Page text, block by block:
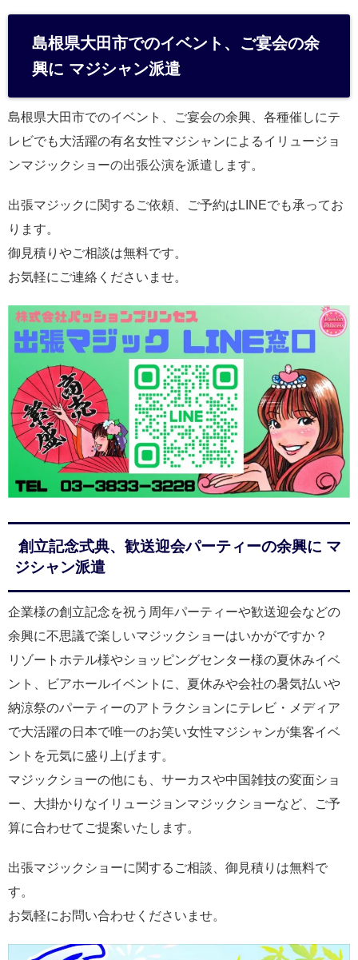
島根県大田市でのイベント、ご宴会の余
興に マジシャン派遣
島根県大田市でのイベント、ご宴会の余興、各種催しにテ
レビでも大活躍の有名女性マジシャンによるイリュージョ
ンマジックショーの出張公演を派遣します。
出張マジックに関するご依頼、ご予約はLINEでも承ってお
ります。
御見積りやご相談は無料です。
お気軽にご連絡くださいませ。
創立記念式典、歓送迎会パーティーの余興に マ
ジシャン派遣
企業様の創立記念を祝う周年パーティーや歓送迎会などの
余興に不思議で楽しいマジックショーはいかがですか？
リゾートホテル様やショッピングセンター様の夏休みイベ
ント、ビアホールイベントに、夏休みや会社の暑気払いや
納涼祭のパーティーのアトラクションにテレビ・メディア
で大活躍の日本で唯一のお笑い女性マジシャンが集客イベ
ントを元気に盛り上げます。
マジックショーの他にも、サーカスや中国雑技の変面ショ
ー、大掛かりなイリュージョンマジックショーなど、ご予
算に合わせてご提案いたします。
出張マジックショーに関するご相談、御見積りは無料で
す。
お気軽にお問い合わせくださいませ。